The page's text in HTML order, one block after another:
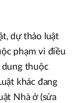
dự thảo luật
phạm vi điều
dung thuộc
khác đang
Nhà ở (sửa